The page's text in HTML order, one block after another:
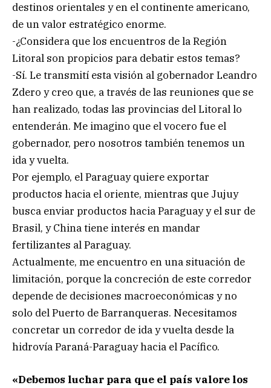
destinos orientales y en el continente americano,
de un valor estratégico enorme.
-¿Considera que los encuentros de la Región
Litoral son propicios para debatir estos temas?
-Sí. Le transmití esta visión al gobernador Leandro
Zdero y creo que, a través de las reuniones que se
han realizado, todas las provincias del Litoral lo
entenderán. Me imagino que el vocero fue el
gobernador, pero nosotros también tenemos un
ida y vuelta.
Por ejemplo, el Paraguay quiere exportar
productos hacia el oriente, mientras que Jujuy
busca enviar productos hacia Paraguay y el sur de
Brasil, y China tiene interés en mandar
fertilizantes al Paraguay.
Actualmente, me encuentro en una situación de
limitación, porque la concreción de este corredor
depende de decisiones macroeconómicas y no
solo del Puerto de Barranqueras. Necesitamos
concretar un corredor de ida y vuelta desde la
hidrovía Paraná-Paraguay hacia el Pacífico.
«Debemos luchar para que el país valore los